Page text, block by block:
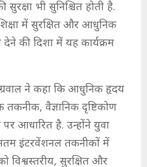
भी सुनिश्चित होती है.
में सुरक्षित और आधुनिक
देने की दिशा में यह कार्यक्रम
ने कहा कि आधुनिक हृदय
तकनीक, वैज्ञानिक दृष्टिकोण
आधारित है. उन्होंने युवा
इंटरवेंशनल तकनीकों में
विश्वस्तरीय, सुरक्षित और